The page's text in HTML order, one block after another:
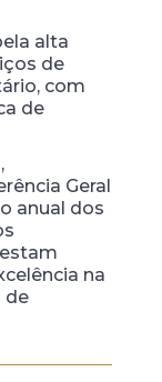
alta
de
com
de
Geral
anual dos
na
de